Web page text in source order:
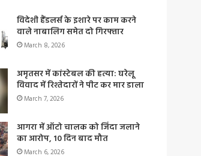
विदेशी हैंडलर्स के इशारे पर काम करने
वाले नाबालिग समेत दो गिरफ्तार
March 8, 2026
अमृतसर में कांस्टेबल की हत्या: घरेलू
विवाद में रिश्तेदारों ने पीट कर मार डाला
March 7, 2026
आगरा में ऑटो चालक को जिंदा जलाने
का आरोप, 10 दिन बाद मौत
March 6, 2026